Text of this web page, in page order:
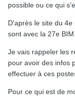
possible ou ce qui
D'après le site du
sont avec la 27e
Je vais rappeler les
pour avoir des infos
effectuer à ces
Pour ce qui est de